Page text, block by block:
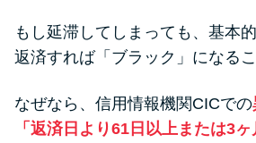
もし延滞してしまっても、基本
返済すれば「ブラック」になる
なぜなら、信用情報機関CICでの
「返済日より61日以上または3